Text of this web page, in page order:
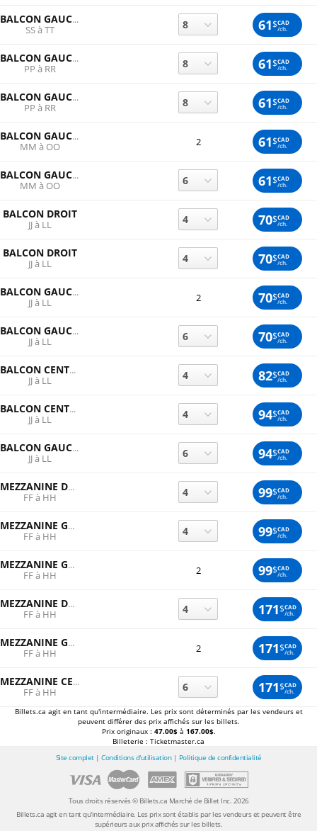
BALCON GAUCHE
SS à TT
61$CAD
/ch.
BALCON GAUCHE
PP à RR
61$CAD
/ch.
BALCON GAUCHE
PP à RR
61$CAD
/ch.
BALCON GAUCHE
MM à OO
2 61$CAD
/ch.
BALCON GAUCHE
MM à OO
61$CAD
/ch.
BALCON DROIT
JJ à LL 70$CAD
/ch.
BALCON DROIT
JJ à LL 70$CAD
/ch.
BALCON GAUCHE
JJ à LL
2 70$CAD
/ch.
BALCON GAUCHE
JJ à LL
70$CAD
/ch.
BALCON CENTRE
JJ à LL
82$CAD
/ch.
BALCON CENTRE
JJ à LL
94$CAD
/ch.
BALCON GAUCHE
JJ à LL
94$CAD
/ch.
MEZZANINE DROITE
FF à HH
99$CAD
/ch.
MEZZANINE GAUCHE
FF à HH
99$CAD
/ch.
MEZZANINE GAUCHE
FF à HH
2 99$CAD
/ch.
MEZZANINE DROITE
FF à HH
171$CAD
/ch.
MEZZANINE GAUCHE
FF à HH
2 171$CAD
/ch.
MEZZANINE CENTRE
FF à HH
171$CAD
/ch.
Billets.ca agit en tant qu'intermédiaire. Les prix sont déterminés par les vendeurs et
peuvent différer des prix affichés sur les billets.
Prix originaux : 47.00$à 167.00$.
Billeterie : Ticketmaster.ca
Site complet| Conditions d'utilisation| Politique de confidentialité
Tous droits réservés © Billets.ca Marché de Billet Inc. 2026
Billets.ca agit en tant qu'intermédiaire. Les prix sont établis par les vendeurs et peuvent être
supérieurs aux prix affichés sur les billets.